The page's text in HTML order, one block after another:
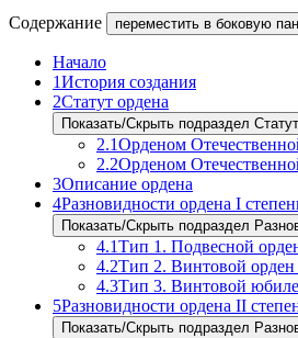
Содержание переместить в боковую
Начало
1История создания
2Статут ордена
Показать/Скрыть подраздел
2.1Орденом
2.2Орденом
3Описание ордена
4Разновидности ордена I
Показать/Скрыть подраздел
4.1Тип 1. Подвесной
4.2Тип 2. Винтовой орден
4.3Тип 3. Винтовой
5Разновидности ордена II
Показать/Скрыть подраздел